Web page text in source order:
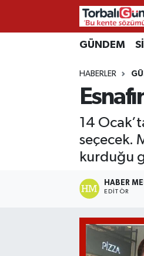
GÜNDEM
HABERLER
14
seçecek.
kurduğu
HABER
EDITÖR
İzmir Nöbetçi
İzmir Hava Durumu
İzmir Namaz Vakitleri
İzmir Trafik Yoğunluk
Süper Lig Puan Durumu
Tüm Manşetler
Son Dakika Haberleri